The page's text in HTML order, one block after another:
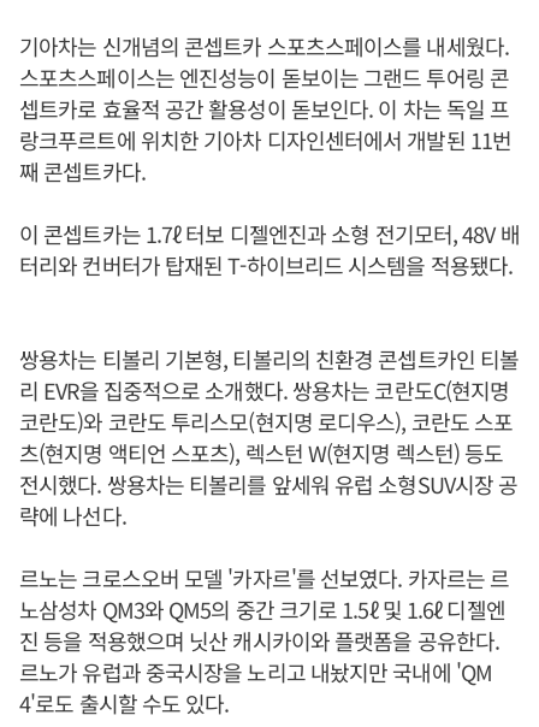
기아차는 신개념의 콘셉트카 스포츠스페이스를 내세웠다.
스포츠스페이스는 엔진성능이 돋보이는 그랜드 투어링 콘
셉트카로 효율적 공간 활용성이 돋보인다. 이 차는 독일 프
랑크푸르트에 위치한 기아차 디자인센터에서 개발된 11번
째 콘셉트카다.
이 콘셉트카는 1.7ℓ 터보 디젤엔진과 소형 전기모터, 48V 배
터리와 컨버터가 탑재된 T-하이브리드 시스템을 적용됐다.
쌍용차는 티볼리 기본형, 티볼리의 친환경 콘셉트카인 티볼
리 EVR을 집중적으로 소개했다. 쌍용차는 코란도C(현지명
코란도)와 코란도 투리스모(현지명 로디우스), 코란도 스포
츠(현지명 액티언 스포츠), 렉스턴 W(현지명 렉스턴) 등도
전시했다. 쌍용차는 티볼리를 앞세워 유럽 소형SUV시장 공
략에 나선다.
르노는 크로스오버 모델 '카자르'를 선보였다. 카자르는 르
노삼성차 QM3와 QM5의 중간 크기로 1.5ℓ 및 1.6ℓ 디젤엔
진 등을 적용했으며 닛산 캐시카이와 플랫폼을 공유한다.
르노가 유럽과 중국시장을 노리고 내놨지만 국내에 'QM
4'로도 출시할 수도 있다.